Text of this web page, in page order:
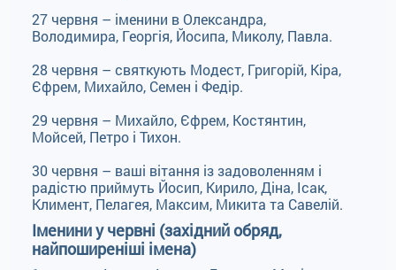
27 червня – іменини в Олександра,
Володимира, Георгія, Йосипа, Миколу, Павла.
28 червня – святкують Модест, Григорій, Кіра,
Єфрем, Михайло, Семен і Федір.
29 червня – Михайло, Єфрем, Костянтин,
Мойсей, Петро і Тихон.
30 червня – ваші вітання із задоволенням і
радістю приймуть Йосип, Кирило, Діна, Ісак,
Климент, Пелагея, Максим, Микита та Савелій.
Іменини у червні (західний обряд,
найпоширеніші імена)